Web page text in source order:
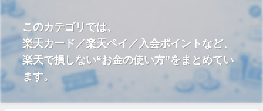
このカテゴリでは、
楽天カード／楽天ペイ／入会ポイントなど、
楽天で損しない“お金の使い方”をまとめてい
ます。